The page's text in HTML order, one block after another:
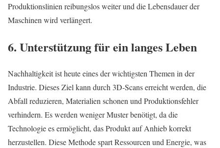
Produktionslinien reibungslos weiter und die Lebensdauer der
Maschinen wird verlängert.
6. Unterstützung für ein langes Leben
Nachhaltigkeit ist heute eines der wichtigsten Themen in der
Industrie. Dieses Ziel kann durch 3D-Scans erreicht werden, die
Abfall reduzieren, Materialien schonen und Produktionsfehler
verhindern. Es werden weniger Muster benötigt, da die
Technologie es ermöglicht, das Produkt auf Anhieb korrekt
herzustellen. Diese Methode spart Ressourcen und Energie, was